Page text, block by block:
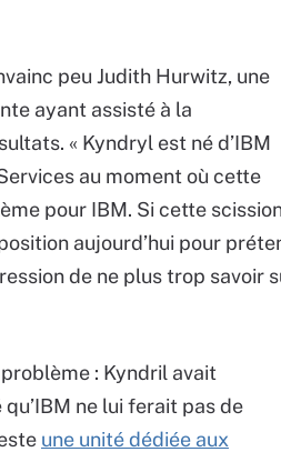
peu Judith Hurwitz, une
ayant assisté à la
« Kyndryl est né d’IBM
au moment où cette
pour IBM. Si cette
aujourd’hui pour
de ne plus trop
: Kyndril avait
ne lui ferait pas de
une unité dédiée aux